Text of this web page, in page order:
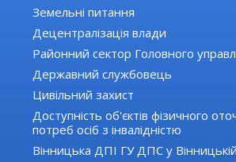
Земельні питання
Децентралізація влади
Районний сектор Головного
Державний службовець
Цивільний захист
Доступність об'єктів фізичного
потреб осіб з інвалідністю
Вінницька ДПІ ГУ ДПС у Вінницькій